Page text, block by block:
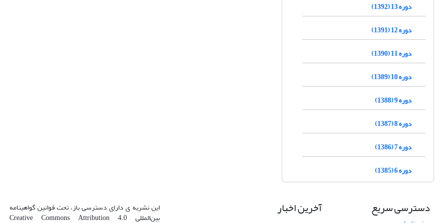
دوره 13 (1392)
دوره 12 (1391)
دوره 11 (1390)
دوره 10 (1389)
دوره 9 (1388)
دوره 8 (1387)
دوره 7 (1386)
دوره 6 (1385)
دسترسی سریع آخرین اخبار این نشریه ی دارای دسترسی باز، تحت قوانین گواهینامه
بین‌المللی Creative Commons Attribution 4.0